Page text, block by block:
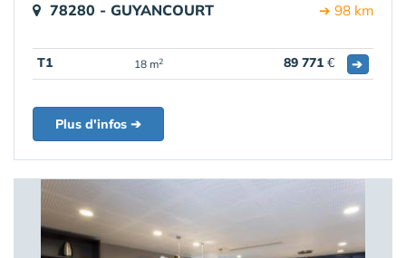
78280 - GUYANCOURT ➔ 98 km
T1 18 m2 89 771 € ➔
Plus d'infos ➔